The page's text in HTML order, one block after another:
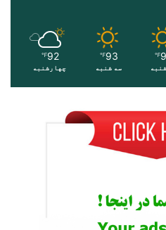
℉
93
℉
سه شنبه
92
℉
چهارشنبه